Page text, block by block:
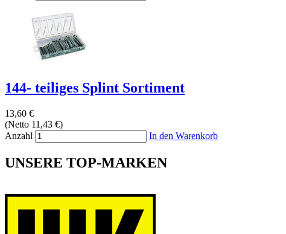
144- teiliges Splint Sortiment
13,60 €
(Netto 11,43 €)
Anzahl
In den Warenkorb
UNSERE TOP-MARKEN